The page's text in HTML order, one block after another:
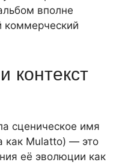
вполне
коммерческий
контекст
сценическое имя
как Mulatto) — это
её эволюции как